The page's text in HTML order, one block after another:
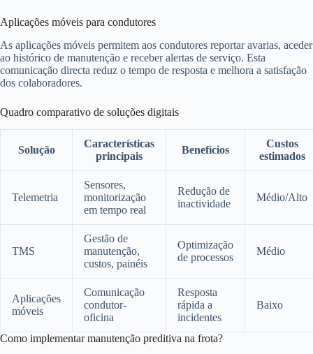
Aplicações móveis para condutores
As aplicações móveis permitem aos condutores reportar avarias, aceder
ao histórico de manutenção e receber alertas de serviço. Esta
comunicação directa reduz o tempo de resposta e melhora a satisfação
dos colaboradores.
Quadro comparativo de soluções digitais
Solução
Características
principais
Benefícios
Custos
estimados
Telemetria
Sensores,
monitorização
em tempo real
Redução de
inactividade
Médio/Alto
TMS
Gestão de
manutenção,
custos, painéis
Optimização
de processos
Médio
Aplicações
móveis
Comunicação
condutor-
oficina
Resposta
rápida a
incidentes
Baixo
Como implementar manutenção preditiva na frota?